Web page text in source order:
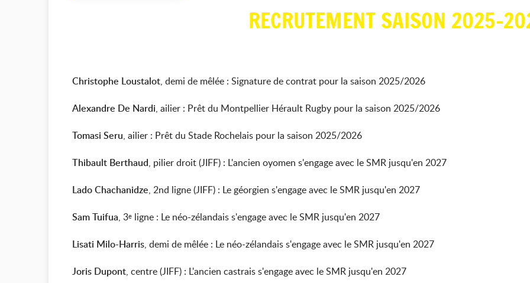
RECRUTEMENT SAISON 2025-
Christophe Loustalot, demi de mêlée : Signature de contrat pour la saison 2025/2026
Alexandre De Nardi, ailier : Prêt du Montpellier Hérault Rugby pour la saison 2025/2026
Tomasi Seru, ailier : Prêt du Stade Rochelais pour la saison 2025/2026
Thibault Berthaud, pilier droit (JIFF) : L'ancien oyomen s'engage avec le SMR jusqu'en 2027
Lado Chachanidze, 2nd ligne (JIFF) : Le géorgien s'engage avec le SMR jusqu'en 2027
Sam Tuifua, 3e ligne : Le néo-zélandais s'engage avec le SMR jusqu'en 2027
Lisati Milo-Harris, demi de mêlée : Le néo-zélandais s'engage avec le SMR jusqu'en 2027
Joris Dupont, centre (JIFF) : L'ancien castrais s'engage avec le SMR jusqu'en 2027